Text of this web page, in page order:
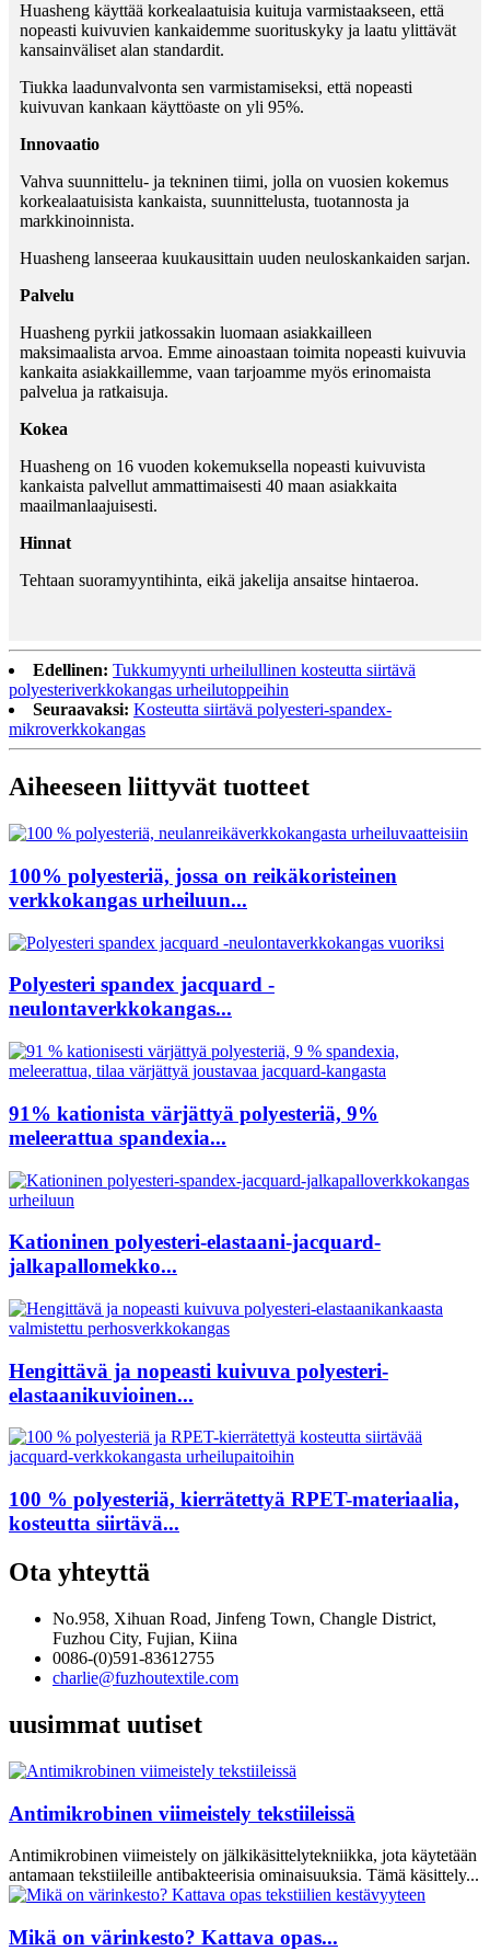
Huasheng käyttää korkealaatuisia kuituja varmistaakseen, että
nopeasti kuivuvien kankaidemme suorituskyky ja laatu ylittävät
kansainväliset alan standardit.
Tiukka laadunvalvonta sen varmistamiseksi, että nopeasti
kuivuvan kankaan käyttöaste on yli 95%.
Innovaatio
Vahva suunnittelu- ja tekninen tiimi, jolla on vuosien kokemus
korkealaatuisista kankaista, suunnittelusta, tuotannosta ja
markkinoinnista.
Huasheng lanseeraa kuukausittain uuden neuloskankaiden sarjan.
Palvelu
Huasheng pyrkii jatkossakin luomaan asiakkailleen
maksimaalista arvoa. Emme ainoastaan ​​toimita nopeasti kuivuvia
kankaita asiakkaillemme, vaan tarjoamme myös erinomaista
palvelua ja ratkaisuja.
Kokea
Huasheng on 16 vuoden kokemuksella nopeasti kuivuvista
kankaista palvellut ammattimaisesti 40 maan asiakkaita
maailmanlaajuisesti.
Hinnat
Tehtaan suoramyyntihinta, eikä jakelija ansaitse hintaeroa.
Edellinen: Tukkumyynti urheilullinen kosteutta siirtävä
polyesteriverkkokangas urheilutoppeihin
Seuraavaksi: Kosteutta siirtävä polyesteri-spandex-
mikroverkkokangas
Aiheeseen liittyvät tuotteet
100% polyesteriä, jossa on reikäkoristeinen
verkkokangas urheiluun...
Polyesteri spandex jacquard -
neulontaverkkokangas...
91% kationista värjättyä polyesteriä, 9%
meleerattua spandexia...
Kationinen polyesteri-elastaani-jacquard-
jalkapallomekko...
Hengittävä ja nopeasti kuivuva polyesteri-
elastaanikuvioinen...
100 % polyesteriä, kierrätettyä RPET-materiaalia,
kosteutta siirtävä...
Ota yhteyttä
No.958, Xihuan Road, Jinfeng Town, Changle District,
Fuzhou City, Fujian, Kiina
0086-(0)591-83612755
charlie@fuzhoutextile.com
uusimmat uutiset
Antimikrobinen viimeistely tekstiileissä
Antimikrobinen viimeistely on jälkikäsittelytekniikka, jota käytetään
antamaan tekstiileille antibakteerisia ominaisuuksia. Tämä käsittely...
Mikä on värinkesto? Kattava opas...